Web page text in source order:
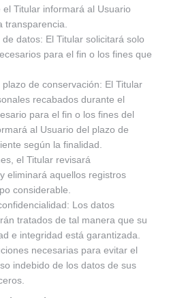
Titular informará al Usuario
transparencia.
datos: El Titular solicitará solo
para el fin o los fines que
de conservación: El Titular
recabados durante el
para el fin o los fines del
al Usuario del plazo de
según la finalidad.
el Titular revisará
eliminará aquellos registros
considerable.
Los datos
tratados de tal manera que su
e integridad está garantizada.
necesarias para evitar el
indebido de los datos de sus